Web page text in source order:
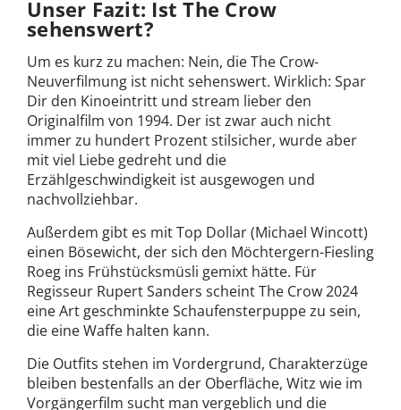
Unser Fazit: Ist The Crow
sehenswert?
Um es kurz zu machen: Nein, die The Crow-
Neuverfilmung ist nicht sehenswert. Wirklich: Spar
Dir den Kinoeintritt und stream lieber den
Originalfilm von 1994. Der ist zwar auch nicht
immer zu hundert Prozent stilsicher, wurde aber
mit viel Liebe gedreht und die
Erzählgeschwindigkeit ist ausgewogen und
nachvollziehbar.
Außerdem gibt es mit Top Dollar (Michael Wincott)
einen Bösewicht, der sich den Möchtergern-Fiesling
Roeg ins Frühstücksmüsli gemixt hätte. Für
Regisseur Rupert Sanders scheint The Crow 2024
eine Art geschminkte Schaufensterpuppe zu sein,
die eine Waffe halten kann.
Die Outfits stehen im Vordergrund, Charakterzüge
bleiben bestenfalls an der Oberfläche, Witz wie im
Vorgängerfilm sucht man vergeblich und die